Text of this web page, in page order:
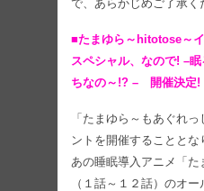
で、あらかじめご了承く
■たまゆら～hitotose～
スペシャル、なので! –
ちなの～!? – 開催決定!
「たまゆら～もあぐれ
ントを開催することとな
あの睡眠導入アニメ「た
（１話～１２話）のオ